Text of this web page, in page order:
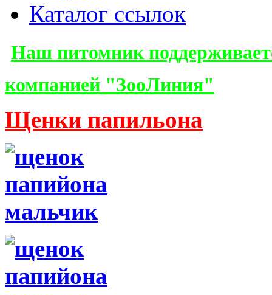
Каталог ссылок
Наш питомник
компанией "ЗооЛиния"
Щенки папильона